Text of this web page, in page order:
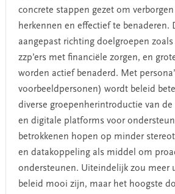
concrete stappen gezet om
herkennen en effectief te benaderen.
aangepast richting doelgroepen
zzp’ers met financiële zorgen, en
worden actief benaderd. Met
voorbeeldpersonen) wordt beleid
diverse groepenherintroductie van
en digitale platforms voor
betrokkenen hopen op minder
en datakoppeling als middel om
ondersteunen. Uiteindelijk zou meer
beleid mooi zijn, maar het hoogste